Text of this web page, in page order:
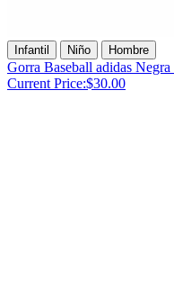
Infantil Niño Hombre
Gorra Baseball adidas
Current Price:$30.00